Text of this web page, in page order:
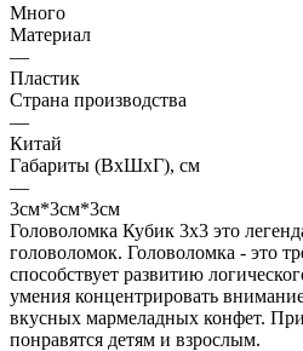
Много
Материал
—
Пластик
Страна производства
—
Китай
Габариты (ВхШхГ), см
—
3см*3см*3см
Головоломка Кубик 3х3 это
головоломок. Головоломка - это
способствует развитию
умения концентрировать
вкусных мармеладных конфет.
понравятся детям и взрослым.